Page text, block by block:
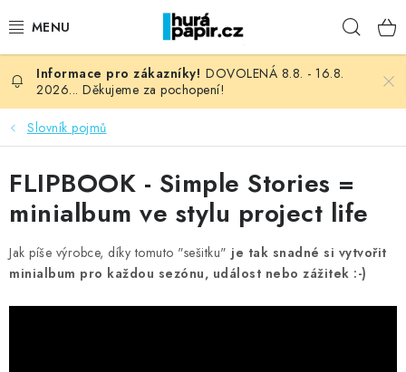
na
NOVINKY
HURÁ DÍLNA
VŠECHNO ZBOŽÍ
KNIHAŘSKÝ MATERIÁL
KURZY NATY LYSAK
DOVOLENÁ 8.8. - 16.8.
2026... Děkujeme za pochopení!
Slovník pojmů
FLIPBOOK - Simple Stories =
minialbum ve stylu project life
Jak píše výrobce, díky tomuto "sešitku" je tak snadné si vytvořit
minialbum pro každou sezónu, událost nebo zážitek :-)